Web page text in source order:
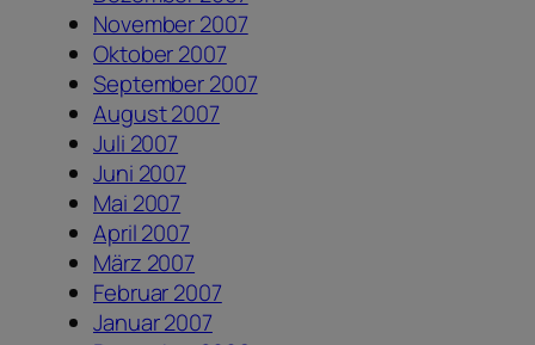
November 2007
Oktober 2007
September 2007
August 2007
Juli 2007
Juni 2007
Mai 2007
April 2007
März 2007
Februar 2007
Januar 2007